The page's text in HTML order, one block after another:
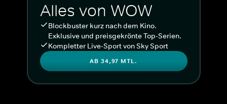
Alles von WOW
Blockbuster kurz nach dem Kino.
Exklusive und preisgekrönte Top-Serien.
Kompletter Live-Sport von Sky Sport
AB 34,97 MTL.